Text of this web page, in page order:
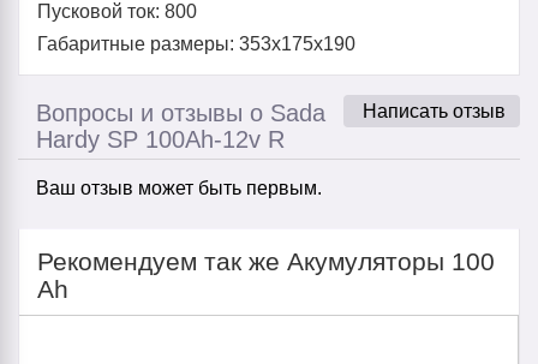
Пусковой ток: 800
Габаритные размеры: 353x175x190
Написать отзыв
Вопросы и отзывы о Sada
Hardy SP 100Ah-12v R
Ваш отзыв может быть первым.
Рекомендуем так же Акумуляторы 100
Ah